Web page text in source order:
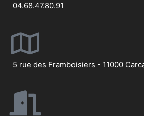
04.68.47.80.91
5 rue des Framboisiers - 11000